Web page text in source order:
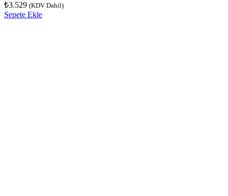
₺3.529 (KDV Dahil)
Sepete Ekle